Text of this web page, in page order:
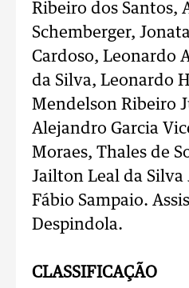
Ribeiro dos Santos,
Schemberger,
Cardoso, Leonardo
da Silva, Leonardo
Mendelson Ribeiro
Alejandro Garcia
Moraes, Thales de
Jailton Leal da Silva
Fábio Sampaio.
Despindola.
CLASSIFICAÇÃO